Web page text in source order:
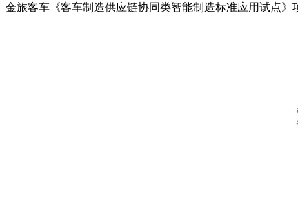
金旅客车《客车制造供应链协同类智能制造标准应用试点